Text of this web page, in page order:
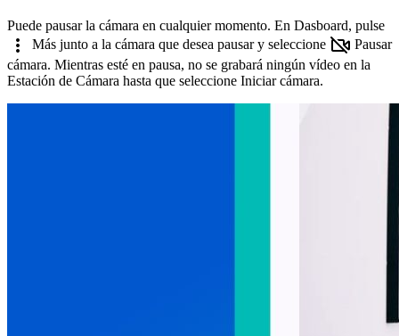
Puede pausar la cámara en cualquier momento. En Dasboard, pulse
Más junto a la cámara que desea pausar y seleccione
Pausar
cámara. Mientras esté en pausa, no se grabará ningún vídeo en la
Estación de Cámara hasta que seleccione Iniciar cámara.